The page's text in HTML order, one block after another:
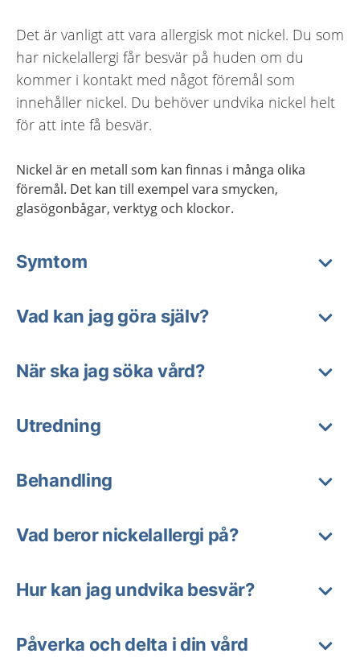
Det är vanligt att vara allergisk mot nickel. Du som
har nickelallergi får besvär på huden om du
kommer i kontakt med något föremål som
innehåller nickel. Du behöver undvika nickel helt
för att inte få besvär.
Nickel är en metall som kan finnas i många olika
föremål. Det kan till exempel vara smycken,
glasögonbågar, verktyg och klockor.
Symtom
Vad kan jag göra själv?
När ska jag söka vård?
Utredning
Behandling
Vad beror nickelallergi på?
Hur kan jag undvika besvär?
Påverka och delta i din vård